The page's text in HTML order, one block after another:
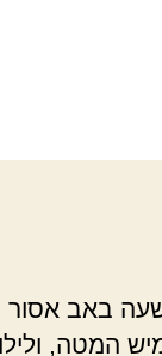
באב אסור
המטה,